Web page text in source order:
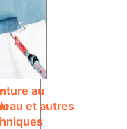
au
et autres